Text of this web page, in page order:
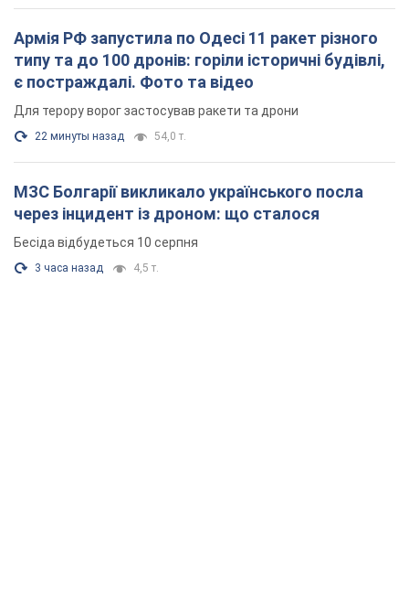
Армія РФ запустила по Одесі 11 ракет різного
типу та до 100 дронів: горіли історичні будівлі,
є постраждалі. Фото та відео
Для терору ворог застосував ракети та дрони
22 минуты назад 54,0 т.
МЗС Болгарії викликало українського посла
через інцидент із дроном: що сталося
Бесіда відбудеться 10 серпня
3 часа назад 4,5 т.